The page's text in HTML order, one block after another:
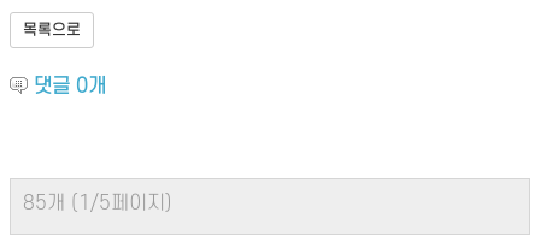
목록으로
댓글 0개
85개 (1/5페이지)